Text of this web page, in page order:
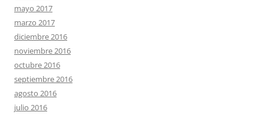
mayo 2017
marzo 2017
diciembre 2016
noviembre 2016
octubre 2016
septiembre 2016
agosto 2016
julio 2016